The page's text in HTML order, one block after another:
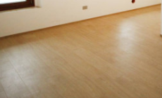
AFFITTO
ACQUISIZIONE
Affitto
Scegli
dove